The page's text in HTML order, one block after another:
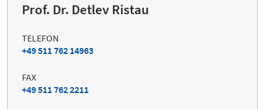
Prof. Dr. Detlev Ristau
TELEFON
+49 511 762 14963
FAX
+49 511 762 2211